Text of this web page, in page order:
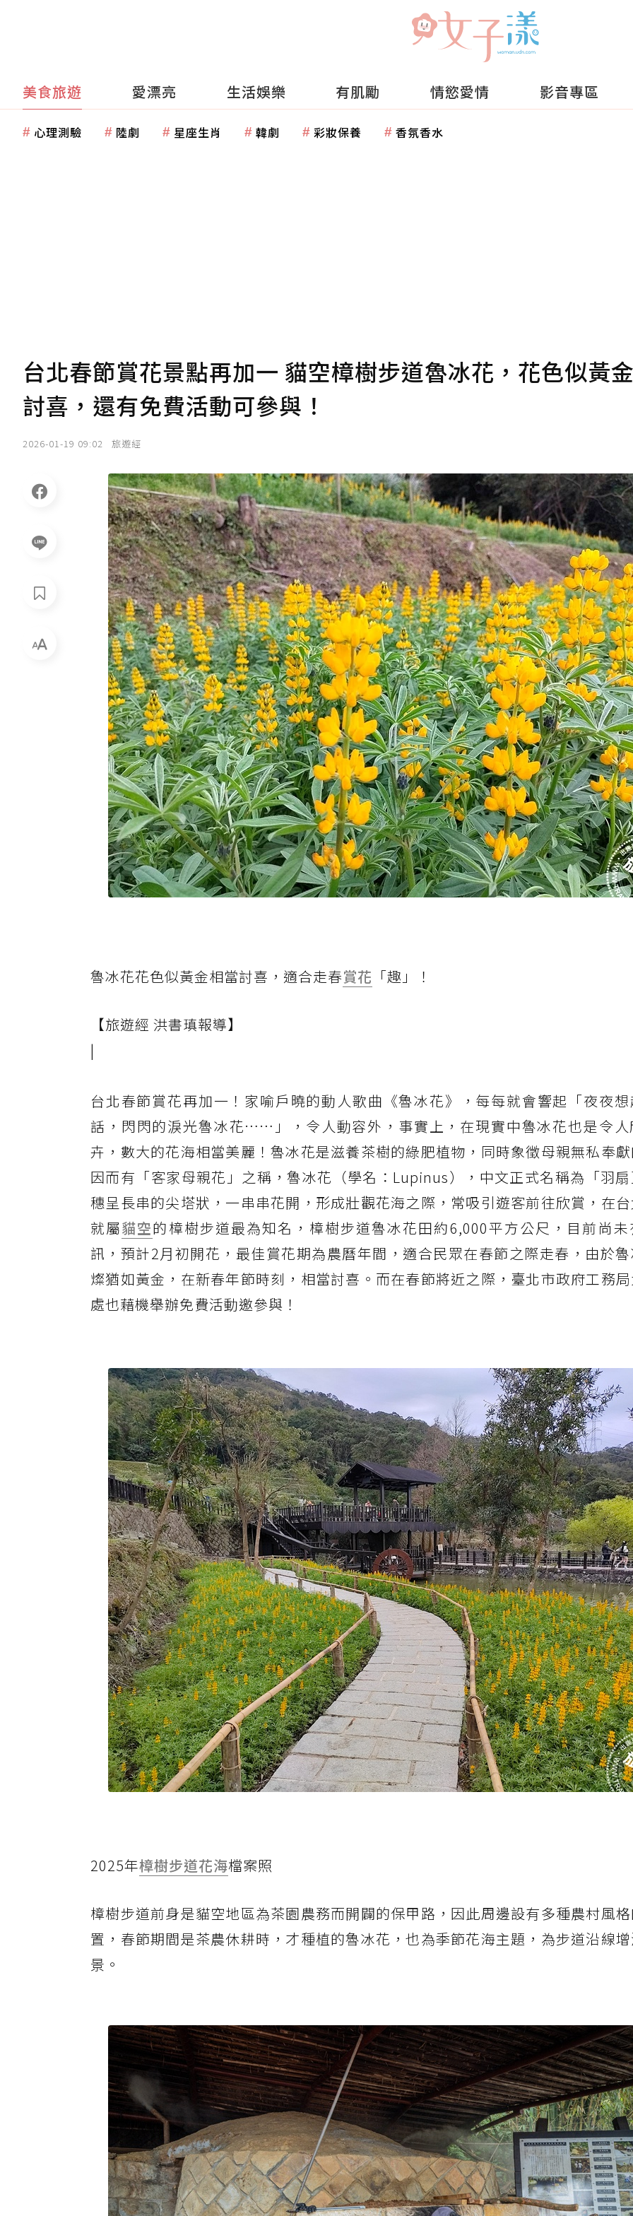
美食旅遊 愛漂亮 生活娛樂 有肌勵 情慾愛情 影音專區
心理測驗 陸劇 星座生肖 韓劇 彩妝保養 香氛香水
台北春節賞花景點再加一 貓空樟樹步道魯冰花，花色似黃
討喜，還有免費活動可參與！
2026-01-19 09:02 旅遊經
魯冰花花色似黃金相當討喜，適合走春賞花 「趣」！
【旅遊經 洪書瑱報導】
|
台北春節賞花再加一！家喻戶曉的動人歌曲《魯冰花》，每每就會響起「夜夜
話，閃閃的淚光魯冰花……」，令人動容外，事實上，在現實中魯冰花也是令人
卉，數大的花海相當美麗！魯冰花是滋養茶樹的綠肥植物，同時象徵母親無私奉
因而有「客家母親花」之稱，魯冰花（學名：Lupinus），中文正式名稱為「羽
穗呈長串的尖塔狀，一串串花開，形成壯觀花海之際，常吸引遊客前往欣賞，在
就屬貓空的樟樹步道最為知名，樟樹步道魯冰花田約6,000平方公尺，目前尚
訊，預計2月初開花，最佳賞花期為農曆年間，適合民眾在春節之際走春，由於
燦猶如黃金，在新春年節時刻，相當討喜。而在春節將近之際，臺北市政府工務
處也藉機舉辦免費活動邀參與！
2025年樟樹步道花海檔案照
樟樹步道前身是貓空地區為茶園農務而開闢的保甲路，因此周邊設有多種農村風
置，春節期間是茶農休耕時，才種植的魯冰花，也為季節花海主題，為步道沿線
景。